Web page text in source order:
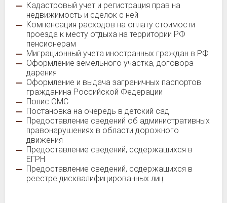
Кадастровый учет и регистрация прав на
недвижимость и сделок с ней
Компенсация расходов на оплату стоимости
проезда к месту отдыха на территории РФ
пенсионерам
Миграционный учета иностранных граждан в РФ
Оформление земельного участка, договора
дарения
Оформление и выдача заграничных паспортов
гражданина Российской Федерации
Полис ОМС
Постановка на очередь в детский сад
Предоставление сведений об административных
правонарушениях в области дорожного
движения
Предоставление сведений, содержащихся в
ЕГРН
Предоставление сведений, содержащихся в
реестре дисквалифицированных лиц